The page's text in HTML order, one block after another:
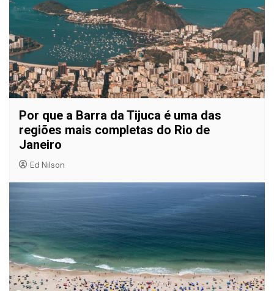
Por que a Barra da Tijuca é uma das
regiões mais completas do Rio de
Janeiro
Ed Nilson